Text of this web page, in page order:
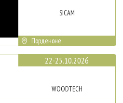
SICAM
Порденоне
22-25.10.2026
WOODTECH